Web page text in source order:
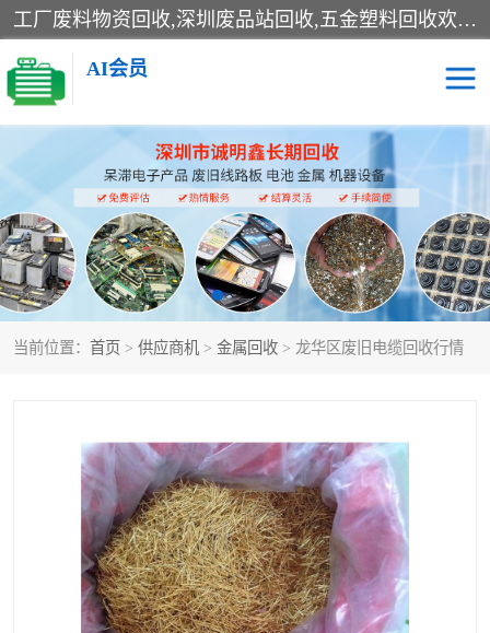
工厂废料物资回收,深圳废品站回收,五金塑料回收欢迎有金属、塑料、电子、电线、废旧设备、废铜、锡渣、线路板、镀银废料、废IC、电子零件、电子脚，等其他废旧物资的单位及个人联系洽谈。对提供息者我们可以提供优厚的业务提成（佣金）。
AI会员
当前位置： 首页 > 供应商机 > 金属回收 > 龙华区废旧电缆回收行情
线路板回收 电子回收
电子产品回收 电池回收
金属回收 机器设备回收